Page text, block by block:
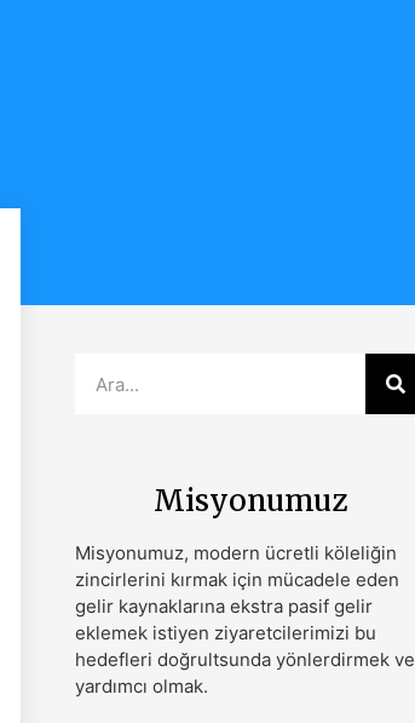
Misyonumuz
Misyonumuz, modern ücretli köleliğin
zincirlerini kırmak için mücadele eden
gelir kaynaklarına ekstra pasif gelir
eklemek istiyen ziyaretcilerimizi bu
hedefleri doğrultsunda yönlerdirmek ve
yardımcı olmak.